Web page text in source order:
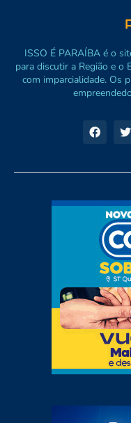
ISSO É PARAÍBA é o
para discutir a Região e o
com imparcialidade. Os